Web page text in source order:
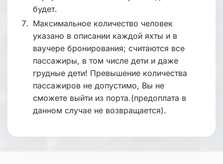
будет.
Максимальное количество человек
указано в описании каждой яхты и в
ваучере бронирования; считаются все
пассажиры, в том числе дети и даже
грудные дети! Превышение количества
пассажиров не допустимо, Вы не
сможете выйти из порта.(предоплата в
данном случае не возвращается).